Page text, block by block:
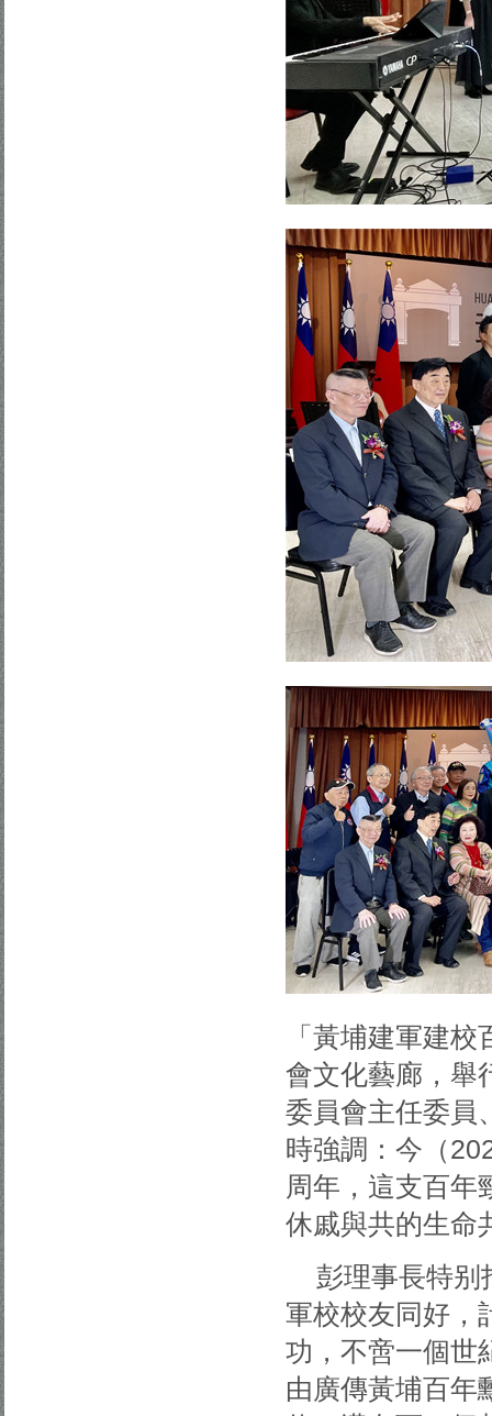
「黃埔建軍建
會文化藝廊，舉
委員會主任委員
時強調：今（
周年，這支百年
休戚與共的生命
彭理事長特别
軍校校友同好，
功，不啻一個世
由廣傳黃埔百年